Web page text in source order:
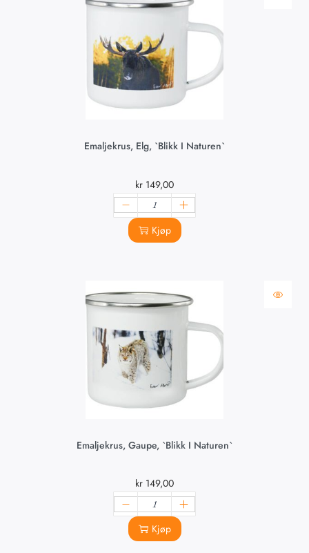
Emaljekrus, Elg, `Blikk I Naturen`
kr 149,00
Kjøp
Emaljekrus, Gaupe, `Blikk I Naturen`
kr 149,00
Kjøp